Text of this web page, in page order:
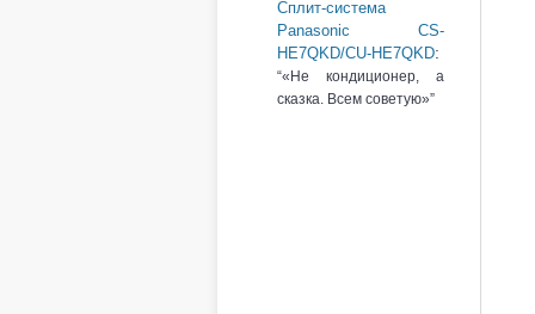
Сплит-система
Panasonic CS-
HE7QKD/CU-HE7QKD:
«Не кондиционер, а
сказка. Всем советую»